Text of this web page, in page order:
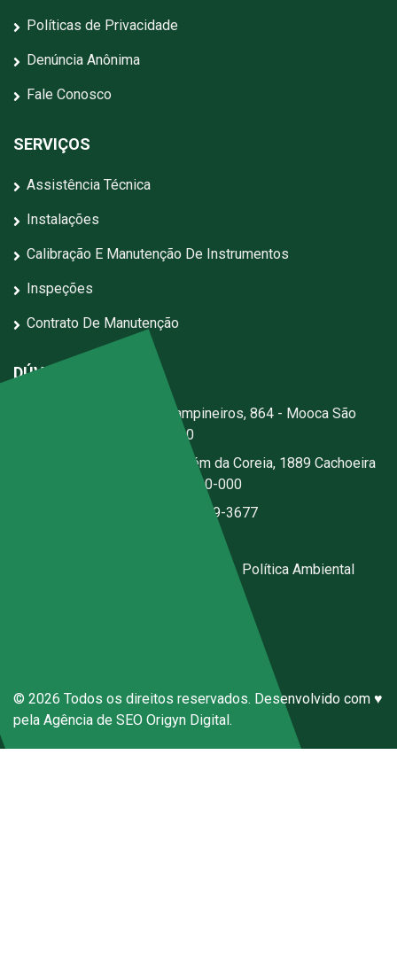
Políticas de Privacidade
Denúncia Anônima
Fale Conosco
SERVIÇOS
Assistência Técnica
Instalações
Calibração E Manutenção De Instrumentos
Inspeções
Contrato De Manutenção
DÚVIDAS?
Rua dos Campineiros, 864 - Mooca São
Paulo - SP - CEP: 03167-020
Estrada Jerusalém da Coreia, 1889 Cachoeira
- Santa Isabel - SP - CEP 07500-000
(11) 97059-3677
Política Ambiental
© 2026 Todos os direitos reservados. Desenvolvido com ♥
pela Agência de SEO Origyn Digital.